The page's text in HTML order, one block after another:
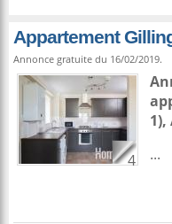
Appartement
Annonce gratuite du 16/02/2019.
4
1),
...